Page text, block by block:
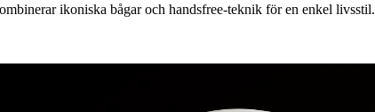
ikoniska bågar och handsfree-teknik för en enkel livsstil.